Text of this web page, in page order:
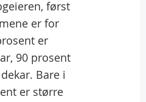
først
er for
er
90 prosent
Bare i
er større